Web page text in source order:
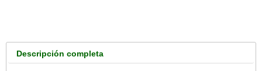
Descripción completa